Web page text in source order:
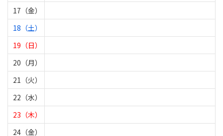
17（金）
18（土）
19（日）
20（月）
21（火）
22（水）
23（木）
24（金）